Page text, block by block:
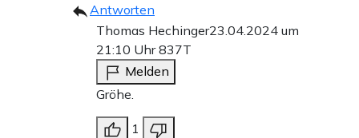
Antworten
Thomas Hechinger23.04.2024 um
21:10 Uhr837T
Melden
Gröhe.
1